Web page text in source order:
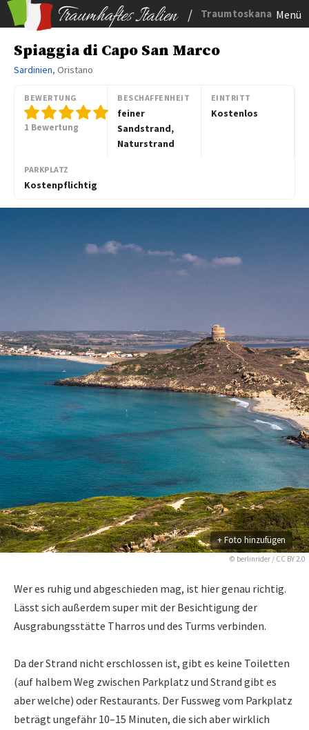
/ Traumtoskana Menü
Spiaggia di Capo San Marco
Sardinien, Oristano
BEWERTUNG
1 Bewertung
BESCHAFFENHEIT
feiner
Sandstrand,
Naturstrand
EINTRITT
Kostenlos
PARKPLATZ
Kostenpflichtig
© berlinrider / CC BY 2.0
+ Foto hinzufügen
Wer es ruhig und abgeschieden mag, ist hier genau richtig.
Lässt sich außerdem super mit der Besichtigung der
Ausgrabungsstätte Tharros und des Turms verbinden.
Da der Strand nicht erschlossen ist, gibt es keine Toiletten
(auf halbem Weg zwischen Parkplatz und Strand gibt es
aber welche) oder Restaurants. Der Fussweg vom Parkplatz
beträgt ungefähr 10–15 Minuten, die sich aber wirklich